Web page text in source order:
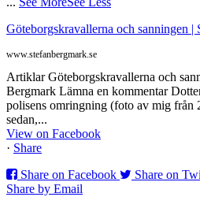
Göteborgskravallerna och sanningen |
www.stefanbergmark.se
Artiklar Göteborgskravallerna och
Bergmark Lämna en kommentar
polisens omringning (foto av mig från
sedan,...
View on Facebook
· Share
Share on Facebook
Share on
Share by Email